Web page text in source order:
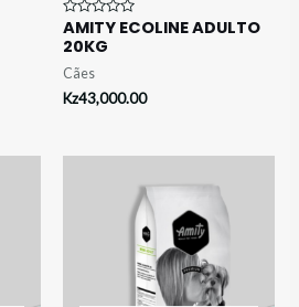
Avaliação
0
de
5
AMITY ECOLINE ADULTO
20KG
Cães
Kz43,000.00